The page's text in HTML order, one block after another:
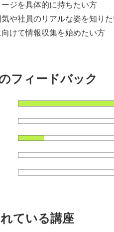
ージを具体的に持ちたい方
気や社員のリアルな姿を知り
向けて情報収集を始めたい方
フィードバック
ている講座